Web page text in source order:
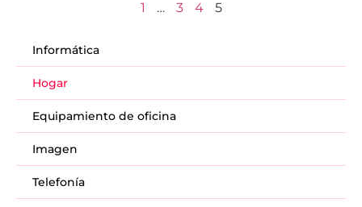
1 … 3 4 5
Informática
Hogar
Equipamiento de oficina
Imagen
Telefonía